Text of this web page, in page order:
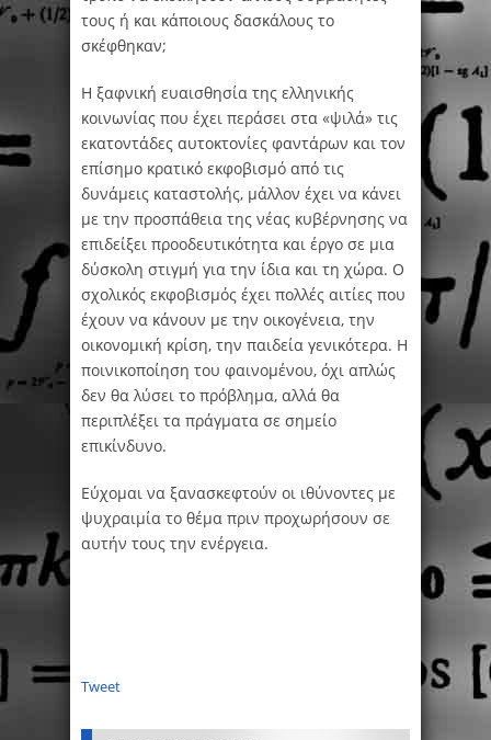
τους ή και κάποιους δασκάλους το
σκέφθηκαν;
Η ξαφνική ευαισθησία της ελληνικής
κοινωνίας που έχει περάσει στα «ψιλά» τις
εκατοντάδες αυτοκτονίες φαντάρων και τον
επίσημο κρατικό εκφοβισμό από τις
δυνάμεις καταστολής, μάλλον έχει να κάνει
με την προσπάθεια της νέας κυβέρνησης να
επιδείξει προοδευτικότητα και έργο σε μια
δύσκολη στιγμή για την ίδια και τη χώρα. Ο
σχολικός εκφοβισμός έχει πολλές αιτίες που
έχουν να κάνουν με την οικογένεια, την
οικονομική κρίση, την παιδεία γενικότερα. Η
ποινικοποίηση του φαινομένου, όχι απλώς
δεν θα λύσει το πρόβλημα, αλλά θα
περιπλέξει τα πράγματα σε σημείο
επικίνδυνο.
Εύχομαι να ξανασκεφτούν οι ιθύνοντες με
ψυχραιμία το θέμα πριν προχωρήσουν σε
αυτήν τους την ενέργεια.
Tweet